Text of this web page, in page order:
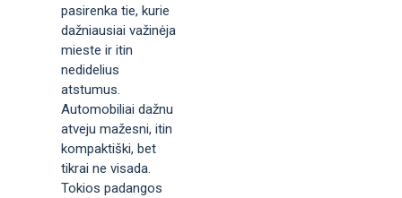
pasirenka tie, kurie
dažniausiai važinėja
mieste ir itin
nedidelius
atstumus.
Automobiliai dažnu
atveju mažesni, itin
kompaktiški, bet
tikrai ne visada.
Tokios padangos